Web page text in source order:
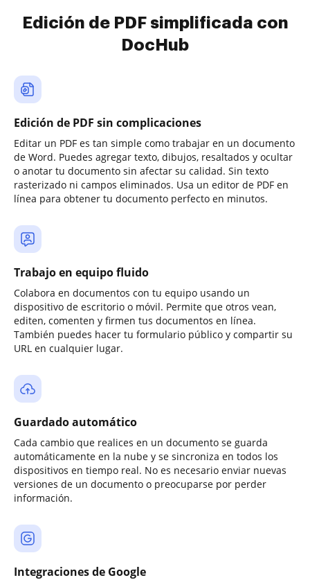
Edición de PDF simplificada con
DocHub
Edición de PDF sin complicaciones
Editar un PDF es tan simple como trabajar en un documento
de Word. Puedes agregar texto, dibujos, resaltados y ocultar
o anotar tu documento sin afectar su calidad. Sin texto
rasterizado ni campos eliminados. Usa un editor de PDF en
línea para obtener tu documento perfecto en minutos.
Trabajo en equipo fluido
Colabora en documentos con tu equipo usando un
dispositivo de escritorio o móvil. Permite que otros vean,
editen, comenten y firmen tus documentos en línea.
También puedes hacer tu formulario público y compartir su
URL en cualquier lugar.
Guardado automático
Cada cambio que realices en un documento se guarda
automáticamente en la nube y se sincroniza en todos los
dispositivos en tiempo real. No es necesario enviar nuevas
versiones de un documento o preocuparse por perder
información.
Integraciones de Google